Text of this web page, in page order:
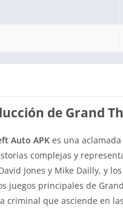
de Grand
Auto APK es una
complejas y
Jones y Mike Dailly, y
juegos principales de
criminal que asciende en